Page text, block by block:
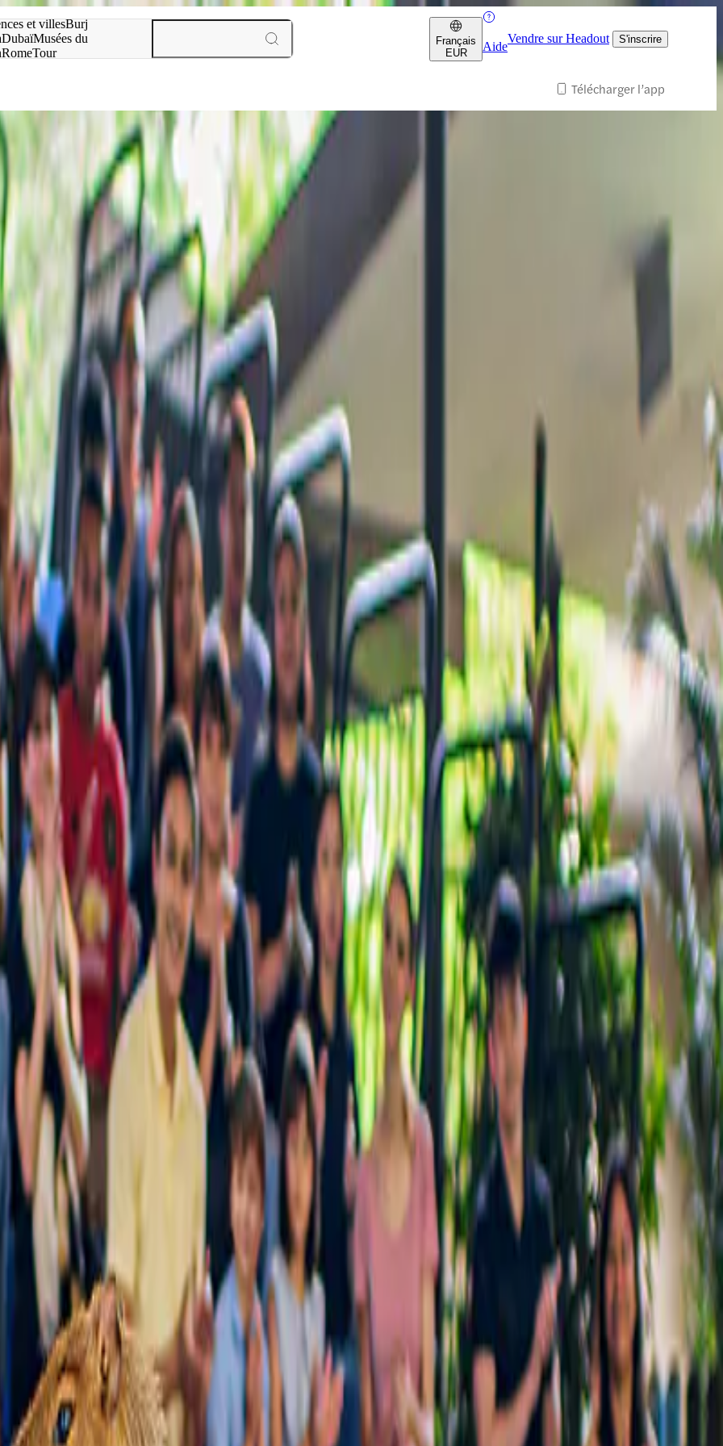
recherche :
et villesBurj
DubaïMusées du
RomeTour
Français
EUR
Aide
Vendre sur Headout S'inscrire
Télécharger l’app
à Aoste
manquer pour profiter pleinement de votre séjour.
peine.